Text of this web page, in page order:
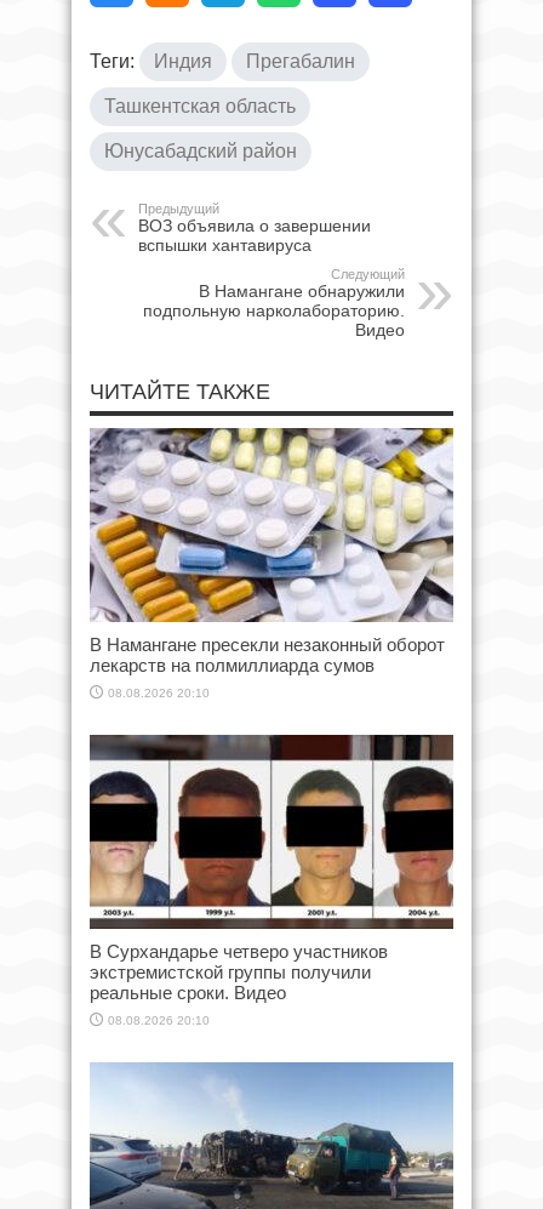
Теги: Индия Прегабалин
Ташкентская область
Юнусабадский район
Предыдущий
ВОЗ объявила о завершении
вспышки хантавируса
Следующий
В Намангане обнаружили
подпольную нарколабораторию.
Видео
ЧИТАЙТЕ ТАКЖЕ
В Намангане пресекли незаконный оборот
лекарств на полмиллиарда сумов
08.08.2026 20:10
В Сурхандарье четверо участников
экстремистской группы получили
реальные сроки. Видео
08.08.2026 20:10